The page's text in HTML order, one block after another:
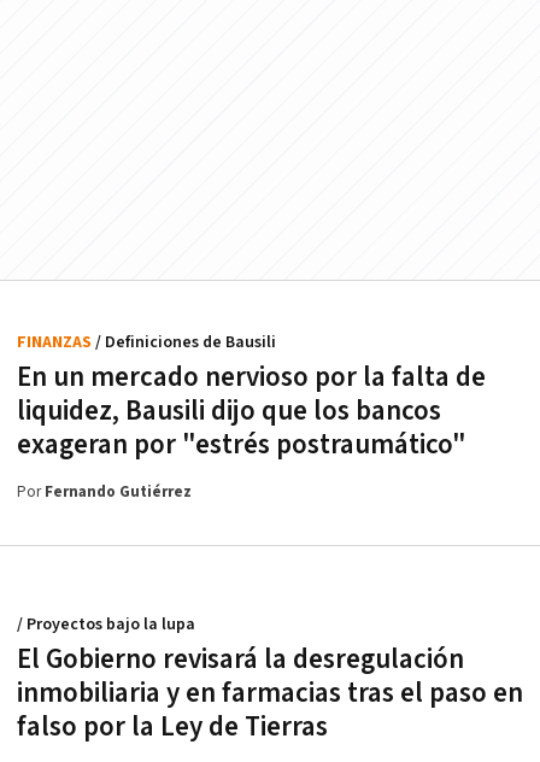
En un mercado nervioso por la falta de
liquidez, Bausili dijo que los bancos
exageran por "estrés postraumático"
FINANZAS / Definiciones de Bausili
PorFernando Gutiérrez
El Gobierno revisará la desregulación
inmobiliaria y en farmacias tras el paso en
falso por la Ley de Tierras
/ Proyectos bajo la lupa